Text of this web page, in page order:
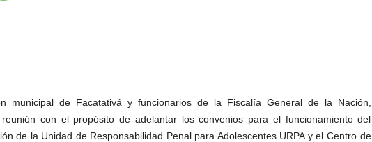
municipal de Facatativá y funcionarios de la Fiscalía General de la Nación,
con el propósito de adelantar los convenios para el funcionamiento del
de la Unidad de Responsabilidad Penal para Adolescentes URPA y el Centro de